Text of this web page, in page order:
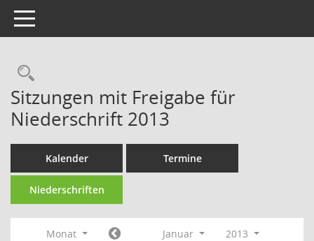
Toggle navigation
Rechercheauswahl
Sitzungen mit Freigabe für
Niederschrift 2013
Kalender Termine
Niederschriften
Monat Januar
2013